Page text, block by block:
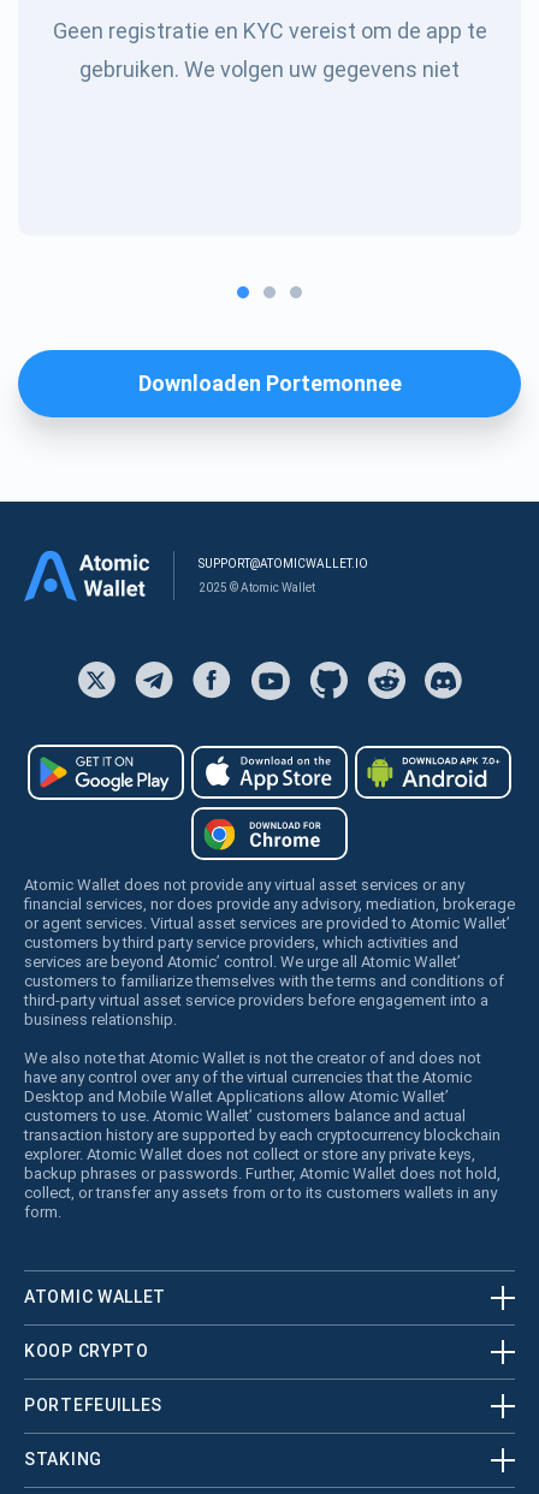
Geen registratie en KYC vereist om de app te
gebruiken. We volgen uw gegevens niet
Downloaden Portemonnee
SUPPORT@ATOMICWALLET.IO
2025 © Atomic Wallet
Atomic Wallet does not provide any virtual asset services or any
financial services, nor does provide any advisory, mediation, brokerage
or agent services. Virtual asset services are provided to Atomic Wallet’
customers by third party service providers, which activities and
services are beyond Atomic’ control. We urge all Atomic Wallet’
customers to familiarize themselves with the terms and conditions of
third-party virtual asset service providers before engagement into a
business relationship.
We also note that Atomic Wallet is not the creator of and does not
have any control over any of the virtual currencies that the Atomic
Desktop and Mobile Wallet Applications allow Atomic Wallet’
customers to use. Atomic Wallet’ customers balance and actual
transaction history are supported by each cryptocurrency blockchain
explorer. Atomic Wallet does not collect or store any private keys,
backup phrases or passwords. Further, Atomic Wallet does not hold,
collect, or transfer any assets from or to its customers wallets in any
form.
ATOMIC WALLET
KOOP CRYPTO
PORTEFEUILLES
STAKING